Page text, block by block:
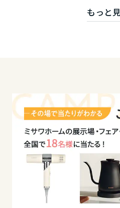
前贈与相談・空地活用・不
グ等最適な土地活用、長年
■賃貸計画＆土地活用 個
中！！
■ご自宅からWEB相談受付中
下記お問合せボタンより
お問合せください。
もっと
愛知県
三重県
近畿エリア